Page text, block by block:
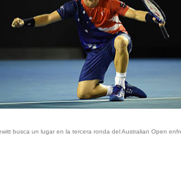
busca un lugar en la tercera ronda del Australian Open